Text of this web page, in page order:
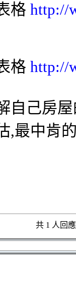
格 http://
格 http://
自己房
,最中肯
共 1 人回